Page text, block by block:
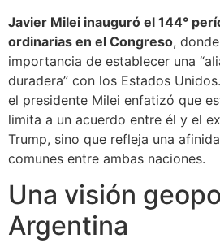
Javier Milei inauguró el 144°
ordinarias en el Congreso,
importancia de establecer una
duradera” con los Estados
el presidente Milei enfatizó que
limita a un acuerdo entre él y el
Trump, sino que refleja una
comunes entre ambas naciones.
Una visión
Argentina